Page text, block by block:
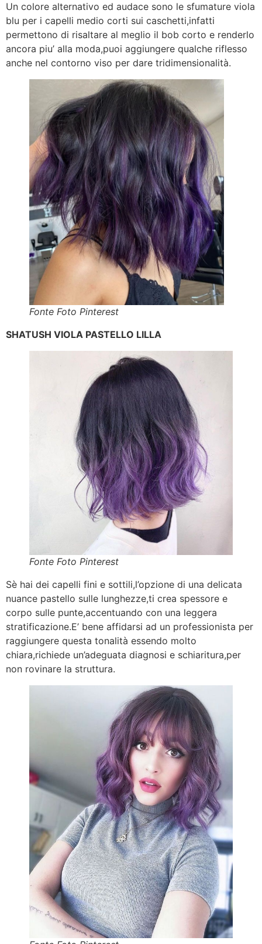
Un colore alternativo ed audace sono le sfumature viola
blu per i capelli medio corti sui caschetti,infatti
permettono di risaltare al meglio il bob corto e renderlo
ancora piu’ alla moda,puoi aggiungere qualche riflesso
anche nel contorno viso per dare tridimensionalità.
Fonte Foto Pinterest
SHATUSH VIOLA PASTELLO LILLA
Fonte Foto Pinterest
Sè hai dei capelli fini e sottili,l’opzione di una delicata
nuance pastello sulle lunghezze,ti crea spessore e
corpo sulle punte,accentuando con una leggera
stratificazione.E’ bene affidarsi ad un professionista per
raggiungere questa tonalità essendo molto
chiara,richiede un’adeguata diagnosi e schiaritura,per
non rovinare la struttura.